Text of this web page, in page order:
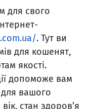
для свого
. Тут ви
для кошенят,
якості.
допоможе вам
вашого
стан здоров’я